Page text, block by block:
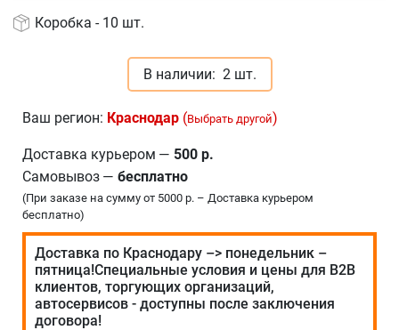
Коробка - 10 шт.
В наличии: 2 шт.
Ваш регион: Краснодар (Выбрать другой)
Доставка курьером — 500 р.
Самовывоз — бесплатно
(При заказе на сумму от 5000 р. – Доставка курьером
бесплатно)
Доставка по Краснодару –> понедельник –
пятница!Специальные условия и цены для В2В
клиентов, торгующих организаций,
автосервисов - доступны после заключения
договора!